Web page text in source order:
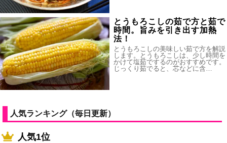
とうもろこしの茹で方と茹で
時間。旨みを引き出す加熱
法！
とうもろこしの美味しい茹で方を解説
します。とうもろこしは、少し時間を
かけて塩茹でするのがおすすめです。
じっくり茹でると、芯などに含…
人気ランキング（毎日更新）
人気1位